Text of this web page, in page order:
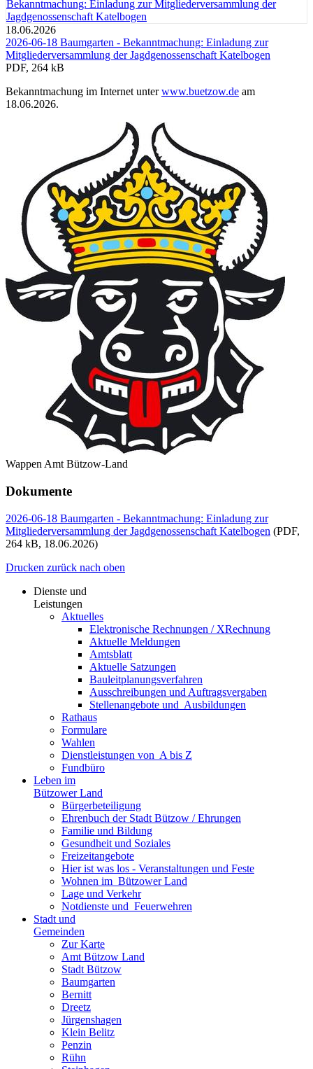
18.06.2026
2026-06-18 Baumgarten - Bekanntmachung: Einladung zur
Mitgliederversammlung der Jagdgenossenschaft Katelbogen
PDF, 264 kB
Bekanntmachung im Internet unterwww.buetzow.de am
18.06.2026.
Wappen Amt Bützow-Land
Dokumente
2026-06-18 Baumgarten - Bekanntmachung: Einladung zur
Mitgliederversammlung der Jagdgenossenschaft Katelbogen (PDF,
264 kB, 18.06.2026)
Drucken zurück nach oben
Dienste und
Leistungen
Aktuelles
Elektronische Rechnungen / XRechnung
Aktuelle Meldungen
Amtsblatt
Aktuelle Satzungen
Bauleitplanungsverfahren
Ausschreibungen und Auftragsvergaben
Stellenangebote und ­­ Ausbildungen
Rathaus
Formulare
Wahlen
Dienst­leistungen ­von ­ ­A bis Z
Fundbüro
Leben im
Bützower Land
Bürgerbeteiligung
Ehrenbuch der Stadt Bützow / Ehrungen
Familie und Bildung
Gesundheit und Soziales
Freizeit­angebote
Hier ist was los - Veranstaltungen und Feste
Wohnen im ­ Bützower Land
Lage und Verkehr
Notdienste und ­ Feuerwehren
Stadt und
Gemeinden
Zur Karte
Amt Bützow Land
Stadt Bützow
Baumgarten
Bernitt
Dreetz
Jürgenshagen
Klein Belitz
Penzin
Rühn